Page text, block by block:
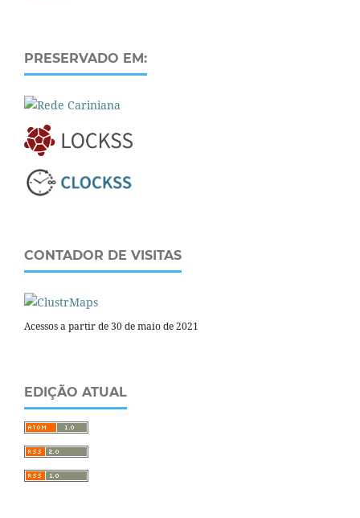
PRESERVADO EM:
CONTADOR DE VISITAS
Acessos a partir de 30 de maio de 2021
EDIÇÃO ATUAL